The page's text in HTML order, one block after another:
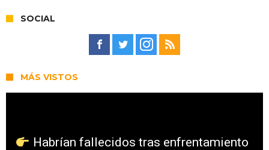
SOCIAL
MÁS VISTOS
Habrían fallecidos tras enfrentamiento